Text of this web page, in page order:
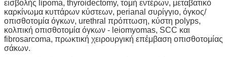
εισβολής lipoma, thyroidectomy, τομή εντέρων, μεταβατικό
καρκίνωμα κυττάρων κύστεων, perianal συρίγγιο, όγκος/
οπισθοτομία όγκων, urethral πρόπτωση, κύστη polyps,
κολπική οπισθοτομία όγκων - leiomyomas, SCC και
fibrosarcoma, πρωκτική χειρουργική επέμβαση οπισθοτομίας
σάκων.